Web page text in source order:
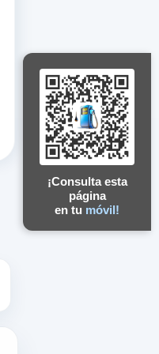
¡Consulta esta
página
en tu móvil!